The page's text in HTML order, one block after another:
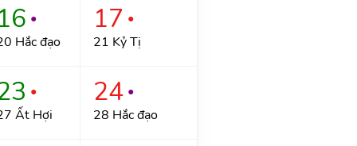
●
Hắc đạo
17 ●
21 Kỷ Tị
●
Ất Hợi
24 ●
28 Hắc đạo